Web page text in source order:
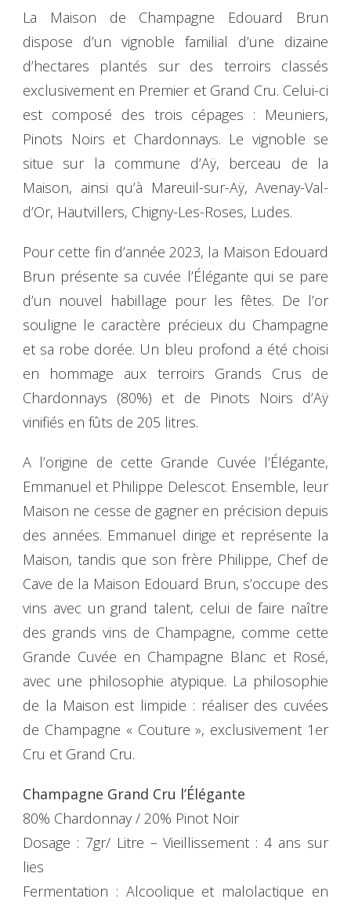
La Maison de Champagne Edouard Brun
dispose d’un vignoble familial d’une dizaine
d’hectares plantés sur des terroirs classés
exclusivement en Premier et Grand Cru. Celui-ci
est composé des trois cépages : Meuniers,
Pinots Noirs et Chardonnays. Le vignoble se
situe sur la commune d’Aÿ, berceau de la
Maison, ainsi qu’à Mareuil-sur-Aÿ, Avenay-Val-
d’Or, Hautvillers, Chigny-Les-Roses, Ludes.
Pour cette fin d’année 2023, la Maison Edouard
Brun présente sa cuvée l’Élégante qui se pare
d’un nouvel habillage pour les fêtes. De l’or
souligne le caractère précieux du Champagne
et sa robe dorée. Un bleu profond a été choisi
en hommage aux terroirs Grands Crus de
Chardonnays (80%) et de Pinots Noirs d’Aÿ
vinifiés en fûts de 205 litres.
A l’origine de cette Grande Cuvée l’Élégante,
Emmanuel et Philippe Delescot. Ensemble, leur
Maison ne cesse de gagner en précision depuis
des années. Emmanuel dirige et représente la
Maison, tandis que son frère Philippe, Chef de
Cave de la Maison Edouard Brun, s’occupe des
vins avec un grand talent, celui de faire naître
des grands vins de Champagne, comme cette
Grande Cuvée en Champagne Blanc et Rosé,
avec une philosophie atypique. La philosophie
de la Maison est limpide : réaliser des cuvées
de Champagne « Couture », exclusivement 1er
Cru et Grand Cru.
Champagne Grand Cru l’Élégante
80% Chardonnay / 20% Pinot Noir
Dosage : 7gr/ Litre – Vieillissement : 4 ans sur
lies
Fermentation : Alcoolique et malolactique en